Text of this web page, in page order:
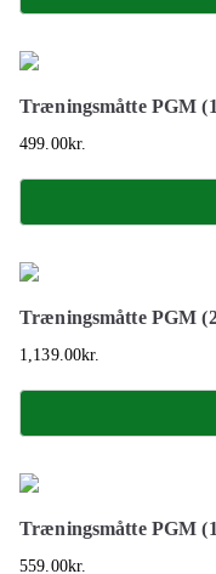
Træningsmåtte PGM
499.00kr.
Træningsmåtte PGM
1,139.00kr.
Træningsmåtte PGM
559.00kr.